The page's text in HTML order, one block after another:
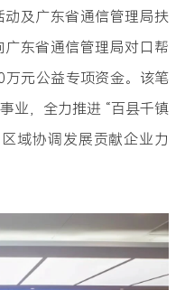
动及广东省通信管理局扶
东省通信管理局对口帮
元公益专项资金。该笔
业，全力推进 “百县千镇
域协调发展贡献企业力